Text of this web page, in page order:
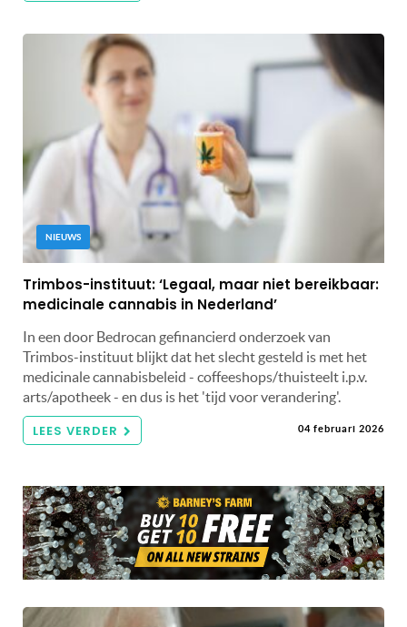
NIEUWS
Trimbos-instituut: ‘Legaal, maar niet bereikbaar:
medicinale cannabis in Nederland’
In een door Bedrocan gefinancierd onderzoek van
Trimbos-instituut blijkt dat het slecht gesteld is met het
medicinale cannabisbeleid - coffeeshops/thuisteelt i.p.v.
arts/apotheek - en dus is het 'tijd voor verandering'.
LEES VERDER 04 februari 2026